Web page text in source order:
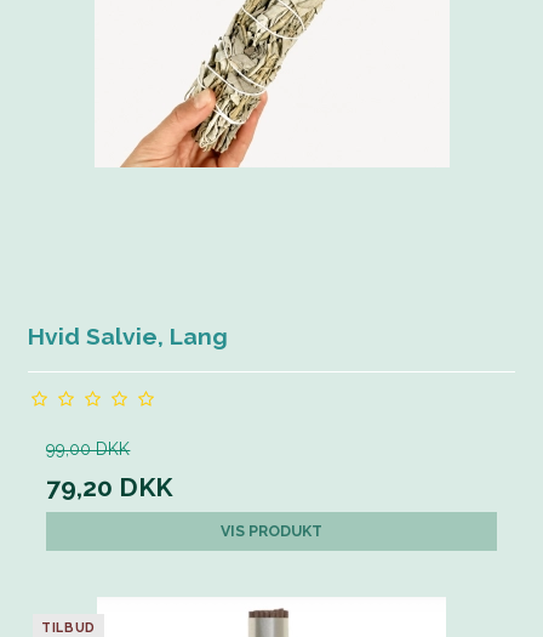
Hvid Salvie, Lang
99,00 DKK
79,20 DKK
VIS PRODUKT
TILBUD